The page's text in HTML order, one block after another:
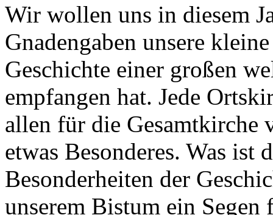
Wir wollen uns in diesem
Gnadengaben unsere
Geschichte einer großen
empfangen hat. Jede
allen für die Gesamtkirche
etwas Besonderes. Was ist
Besonderheiten der
unserem Bistum ein